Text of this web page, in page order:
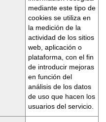
mediante este tipo de
cookies se utiliza en
la medición de la
actividad de los sitios
web, aplicación o
plataforma, con el fin
de introducir mejoras
en función del
análisis de los datos
de uso que hacen los
usuarios del servicio.